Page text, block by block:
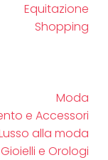
Equitazione
Shopping
Moda
e Accessori
alla moda
Gioielli e Orologi